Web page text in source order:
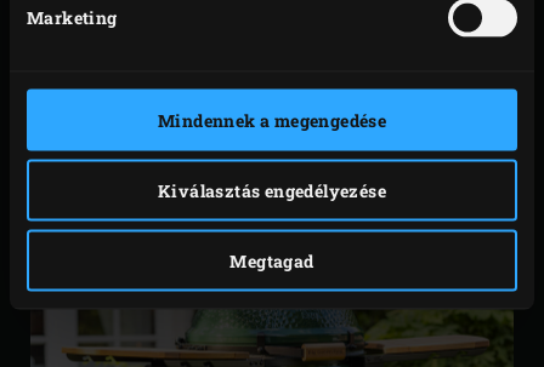
Marketing
Mindennek a megengedése
Kiválasztás engedélyezése
Megtagad
ÖNTÖTTVASBÓL
KÉSZÜLT ROSTÉLY